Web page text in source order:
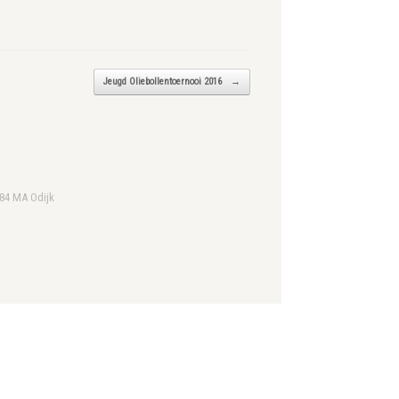
Jeugd Oliebollentoernooi 2016 →
MA Odijk